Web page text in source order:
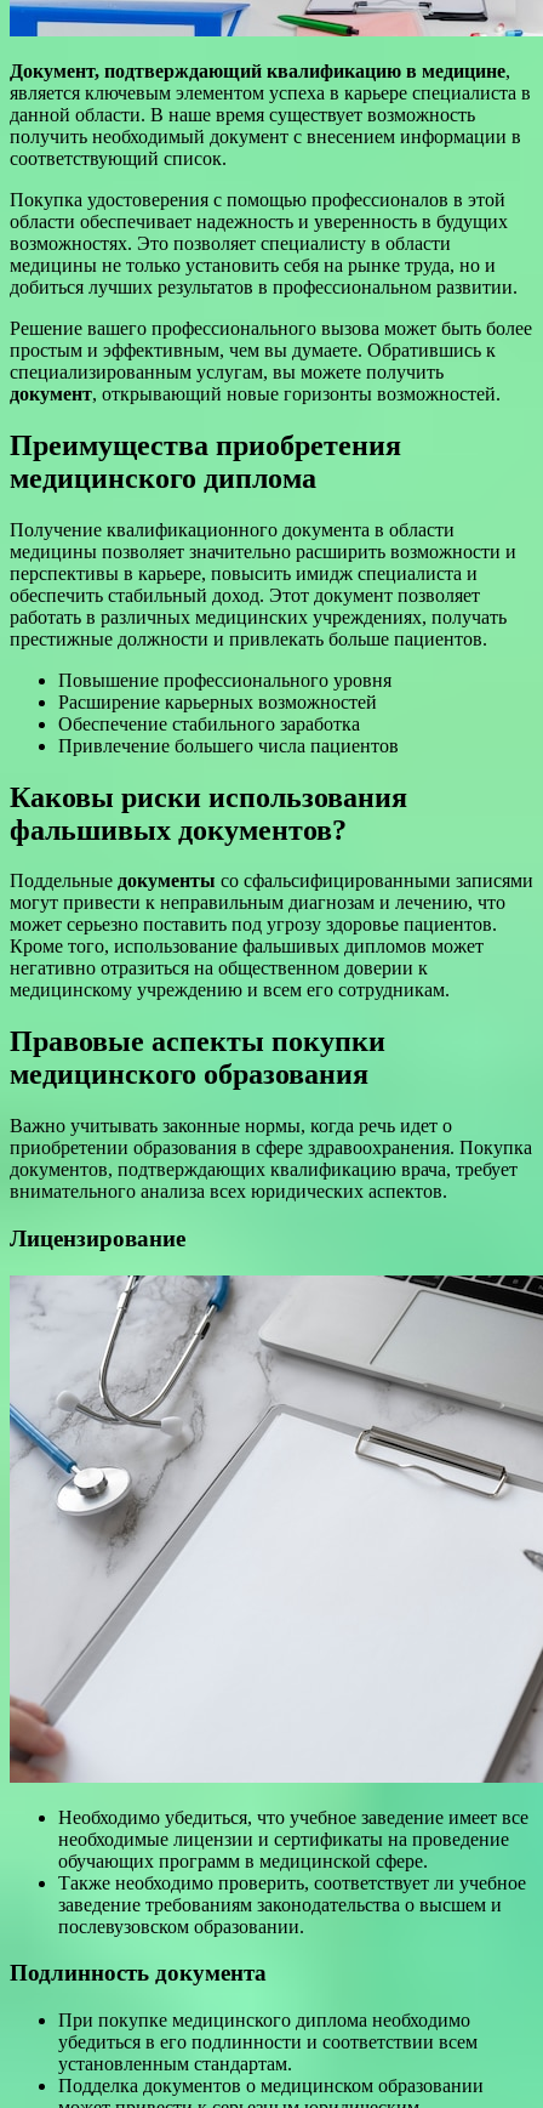
Документ, подтверждающий квалификацию в медицине,
является ключевым элементом успеха в карьере специалиста в
данной области. В наше время существует возможность
получить необходимый документ с внесением информации в
соответствующий список.
Покупка удостоверения с помощью профессионалов в этой
области обеспечивает надежность и уверенность в будущих
возможностях. Это позволяет специалисту в области
медицины не только установить себя на рынке труда, но и
добиться лучших результатов в профессиональном развитии.
Решение вашего профессионального вызова может быть более
простым и эффективным, чем вы думаете. Обратившись к
специализированным услугам, вы можете получить
документ, открывающий новые горизонты возможностей.
Преимущества приобретения
медицинского диплома
Получение квалификационного документа в области
медицины позволяет значительно расширить возможности и
перспективы в карьере, повысить имидж специалиста и
обеспечить стабильный доход. Этот документ позволяет
работать в различных медицинских учреждениях, получать
престижные должности и привлекать больше пациентов.
Повышение профессионального уровня
Расширение карьерных возможностей
Обеспечение стабильного заработка
Привлечение большего числа пациентов
Каковы риски использования
фальшивых документов?
Поддельные документы со сфальсифицированными записями
могут привести к неправильным диагнозам и лечению, что
может серьезно поставить под угрозу здоровье пациентов.
Кроме того, использование фальшивых дипломов может
негативно отразиться на общественном доверии к
медицинскому учреждению и всем его сотрудникам.
Правовые аспекты покупки
медицинского образования
Важно учитывать законные нормы, когда речь идет о
приобретении образования в сфере здравоохранения. Покупка
документов, подтверждающих квалификацию врача, требует
внимательного анализа всех юридических аспектов.
Лицензирование
Необходимо убедиться, что учебное заведение имеет все
необходимые лицензии и сертификаты на проведение
обучающих программ в медицинской сфере.
Также необходимо проверить, соответствует ли учебное
заведение требованиям законодательства о высшем и
послевузовском образовании.
Подлинность документа
При покупке медицинского диплома необходимо
убедиться в его подлинности и соответствии всем
установленным стандартам.
Подделка документов о медицинском образовании